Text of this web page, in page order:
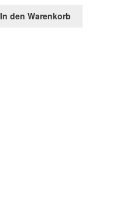
In den Warenkorb